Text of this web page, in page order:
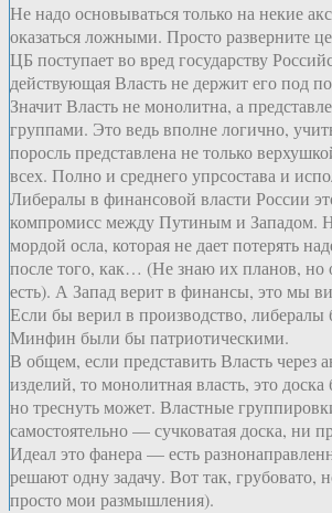
Не надо основываться только на некие
оказаться ложными. Просто разверните
ЦБ поступает во вред государству
действующая Власть не держит его под
Значит Власть не монолитна, а
группами. Это ведь вполне логично,
поросль представлена не только
всех. Полно и среднего упрсостава и
Либералы в финансовой власти России
компромисс между Путиным и Западом.
мордой осла, которая не дает потерять
после того, как… (Не знаю их планов, но
есть). А Запад верит в финансы, это мы
Если бы верил в производство,
Минфин были бы патриотическими.
В общем, если представить Власть через
изделий, то монолитная власть, это
но треснуть может. Властные
самостоятельно — сучковатая доска, ни
Идеал это фанера — есть
решают одну задачу. Вот так, грубовато,
просто мои размышления).